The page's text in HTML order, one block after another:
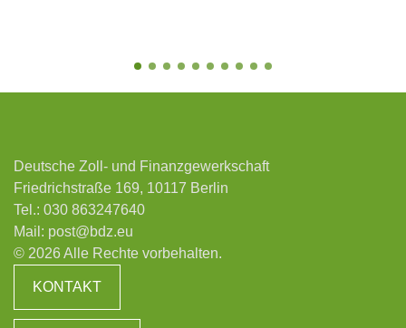
Deutsche Zoll- und Finanzgewerkschaft
Friedrichstraße 169, 10117 Berlin
Tel.: 030 863247640
Mail: post@bdz.eu
© 2026 Alle Rechte vorbehalten.
KONTAKT